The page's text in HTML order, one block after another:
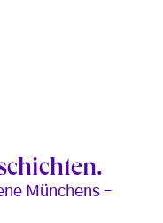
Münchens –